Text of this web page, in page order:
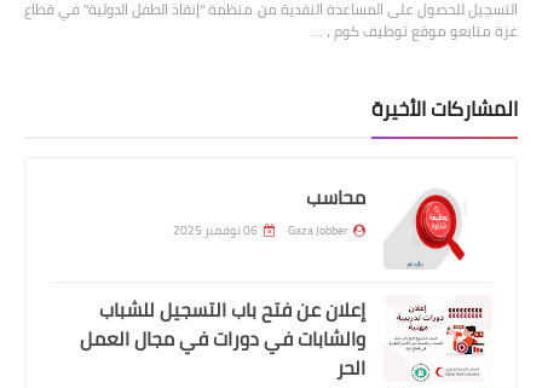
التسجيل للحصول على المساعدة النقدية من منظمة "إنقاذ الطفل الدولية" في قطاع
غزة متابعو موقع توظيف كوم ، …
المشاركات الأخيرة
محاسب
Gaza Jobber 06 نوفمبر 2025
إعلان عن فتح باب التسجيل للشباب
والشابات في دورات في مجال العمل
الحر